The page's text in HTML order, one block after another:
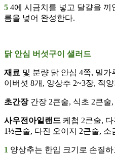
5 4에 시금치를 넣고 달걀을 끼
름을 넣어 완성한다.
닭 안심 버섯구이 샐러드
재료 및 분량 닭 안심 4쪽, 밀가
이버섯 8개, 양상추 2~3장, 적
초간장간장 2큰술, 식초 2큰술,
사우전아일랜드 케첩 2큰술,
1½큰술, 다진 오이지 2큰술, 소
1 양상추는 한입 크기로 손질